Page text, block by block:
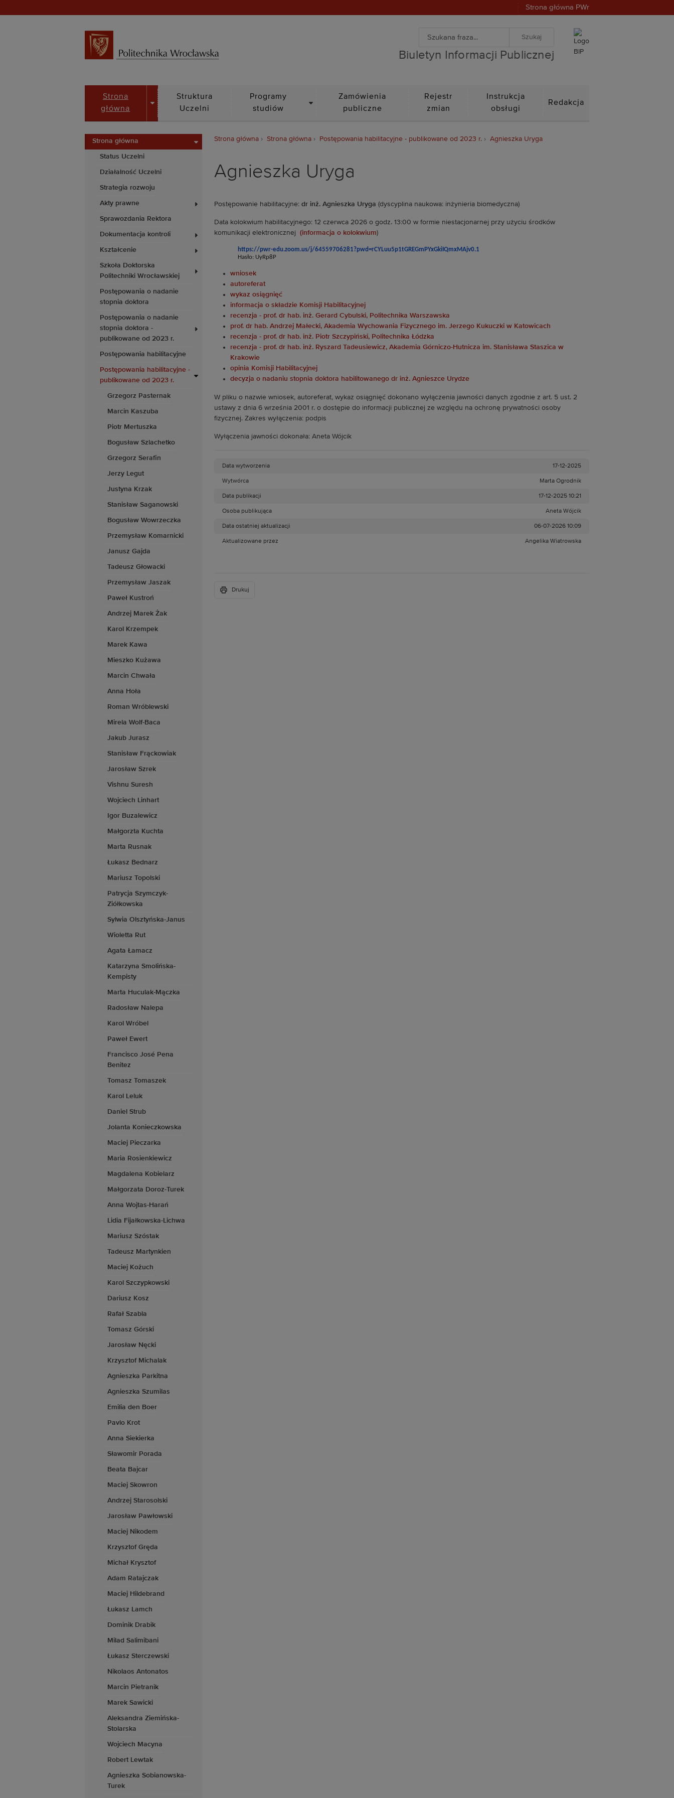
Strona główna PWr
Biuletyn Informacji Publicznej
Wyszukiwarka
Wyszukiwanie zaawansowane
Biuletyn Informacji Publicznej
Strona
główna
DROPDOWN
Struktura
Uczelni
Programy
studiów
Zamówienia
publiczne
Rejestr
zmian
Instrukcja
obsługi
Redakcja
Strona główna
Status Uczelni
Działalność Uczelni
Strategia rozwoju
Akty prawne
Sprawozdania Rektora
Dokumentacja kontroli
Kształcenie
Szkoła Doktorska
Politechniki Wrocławskiej
Postępowania o nadanie
stopnia doktora
Postępowania o nadanie
stopnia doktora -
publikowane od 2023 r.
Postępowania habilitacyjne
Postępowania habilitacyjne -
publikowane od 2023 r.
Grzegorz Pasternak
Marcin Kaszuba
Piotr Mertuszka
Bogusław Szlachetko
Grzegorz Serafin
Jerzy Legut
Justyna Krzak
Stanisław Saganowski
Bogusław Wowrzeczka
Przemysław Komarnicki
Janusz Gajda
Tadeusz Głowacki
Przemysław Jaszak
Paweł Kustroń
Andrzej Marek Żak
Karol Krzempek
Marek Kawa
Mieszko Kużawa
Marcin Chwała
Anna Hoła
Roman Wróblewski
Mirela Wolf-Baca
Jakub Jurasz
Stanisław Frąckowiak
Jarosław Szrek
Vishnu Suresh
Wojciech Linhart
Igor Buzalewicz
Małgorzta Kuchta
Marta Rusnak
Łukasz Bednarz
Mariusz Topolski
Patrycja Szymczyk-
Ziółkowska
Sylwia Olsztyńska-Janus
Wioletta Rut
Agata Łamacz
Katarzyna Smolińska-
Kempisty
Marta Huculak-Mączka
Radosław Nalepa
Karol Wróbel
Paweł Ewert
Francisco José Pena
Benitez
Tomasz Tomaszek
Karol Leluk
Daniel Strub
Jolanta Konieczkowska
Maciej Pieczarka
Maria Rosienkiewicz
Magdalena Kobielarz
Małgorzata Doroz-Turek
Anna Wojtas-Harań
Lidia Fijałkowska-Lichwa
Mariusz Szóstak
Tadeusz Martynkien
Maciej Kożuch
Karol Szczypkowski
Dariusz Kosz
Rafał Szabla
Tomasz Górski
Jarosław Nęcki
Krzysztof Michalak
Agnieszka Parkitna
Agnieszka Szumilas
Emilia den Boer
Pavlo Krot
Anna Siekierka
Sławomir Porada
Beata Bajcar
Maciej Skowron
Andrzej Starosolski
Jarosław Pawłowski
Maciej Nikodem
Krzysztof Gręda
Michał Krysztof
Adam Ratajczak
Maciej Hildebrand
Łukasz Lamch
Dominik Drabik
Milad Salimibani
Łukasz Sterczewski
Nikolaos Antonatos
Marcin Pietranik
Marek Sawicki
Aleksandra Ziemińska-
Stolarska
Wojciech Macyna
Robert Lewtak
Agnieszka Sobianowska-
Turek
Strona główna Strona główna Postępowania habilitacyjne - publikowane od 2023 r. Agnieszka Uryga
Agnieszka Uryga
Postępowanie habilitacyjne: dr inż. Agnieszka Uryga (dyscyplina naukowa: inżynieria biomedyczna)
Data kolokwium habilitacyjnego: 12 czerwca 2026 o godz. 13:00 w formie niestacjonarnej przy użyciu środków
komunikacji elektronicznej
(informacja o kolokwium)
https://pwr-edu.zoom.us/j/64559706281?pwd=rCYLuu5p1tGREGmPYxGkiIQmxMAjv0.1
Hasło: UyRp8P
wniosek
autoreferat
wykaz osiągnięć
informacja o składzie Komisji Habilitacyjnej
recenzja - prof. dr hab. inż. Gerard Cybulski, Politechnika Warszawska
prof. dr hab. Andrzej Małecki, Akademia Wychowania Fizycznego im. Jerzego Kukuczki w Katowicach
recenzja - prof. dr hab. inż. Piotr Szczypiński, Politechnika Łódzka
recenzja - prof. dr hab. inż. Ryszard Tadeusiewicz, Akademia Górniczo-Hutnicza im. Stanisława Staszica w
Krakowie
opinia Komisji Habilitacyjnej
decyzja o nadaniu stopnia doktora habilitowanego dr inż. Agnieszce Urydze
W pliku o nazwie wniosek, autoreferat, wykaz osiągnięć dokonano wyłączenia jawności danych zgodnie z art. 5 ust. 2
ustawy z dnia 6 września 2001 r. o dostępie do informacji publicznej ze względu na ochronę prywatności osoby
fizycznej. Zakres wyłączenia: podpis
Wyłączenia jawności dokonała: Aneta Wójcik
Data wytworzenia 17-12-2025
Wytwórca Marta Ogrodnik
Data publikacji 17-12-2025 10:21
Osoba publikująca Aneta Wójcik
Data ostatniej aktualizacji 06-07-2026 10:09
Aktualizowane przez Angelika Wiatrowska
Drukuj